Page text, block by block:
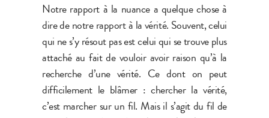
Notre rapport à la nuance a quelque chose à
dire de notre rapport à la vérité. Souvent, celui
qui ne s’y résout pas est celui qui se trouve plus
attaché au fait de vouloir avoir raison qu’à la
recherche d’une vérité. Ce dont on peut
difficilement le blâmer : chercher la vérité,
c’est marcher sur un fil. Mais il s’agit du fil de